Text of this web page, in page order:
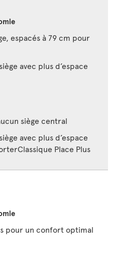
espacés à 79 cm pour
avec plus d’espace
siège central
avec plus d’espace
Place Plus
pour un confort optimal